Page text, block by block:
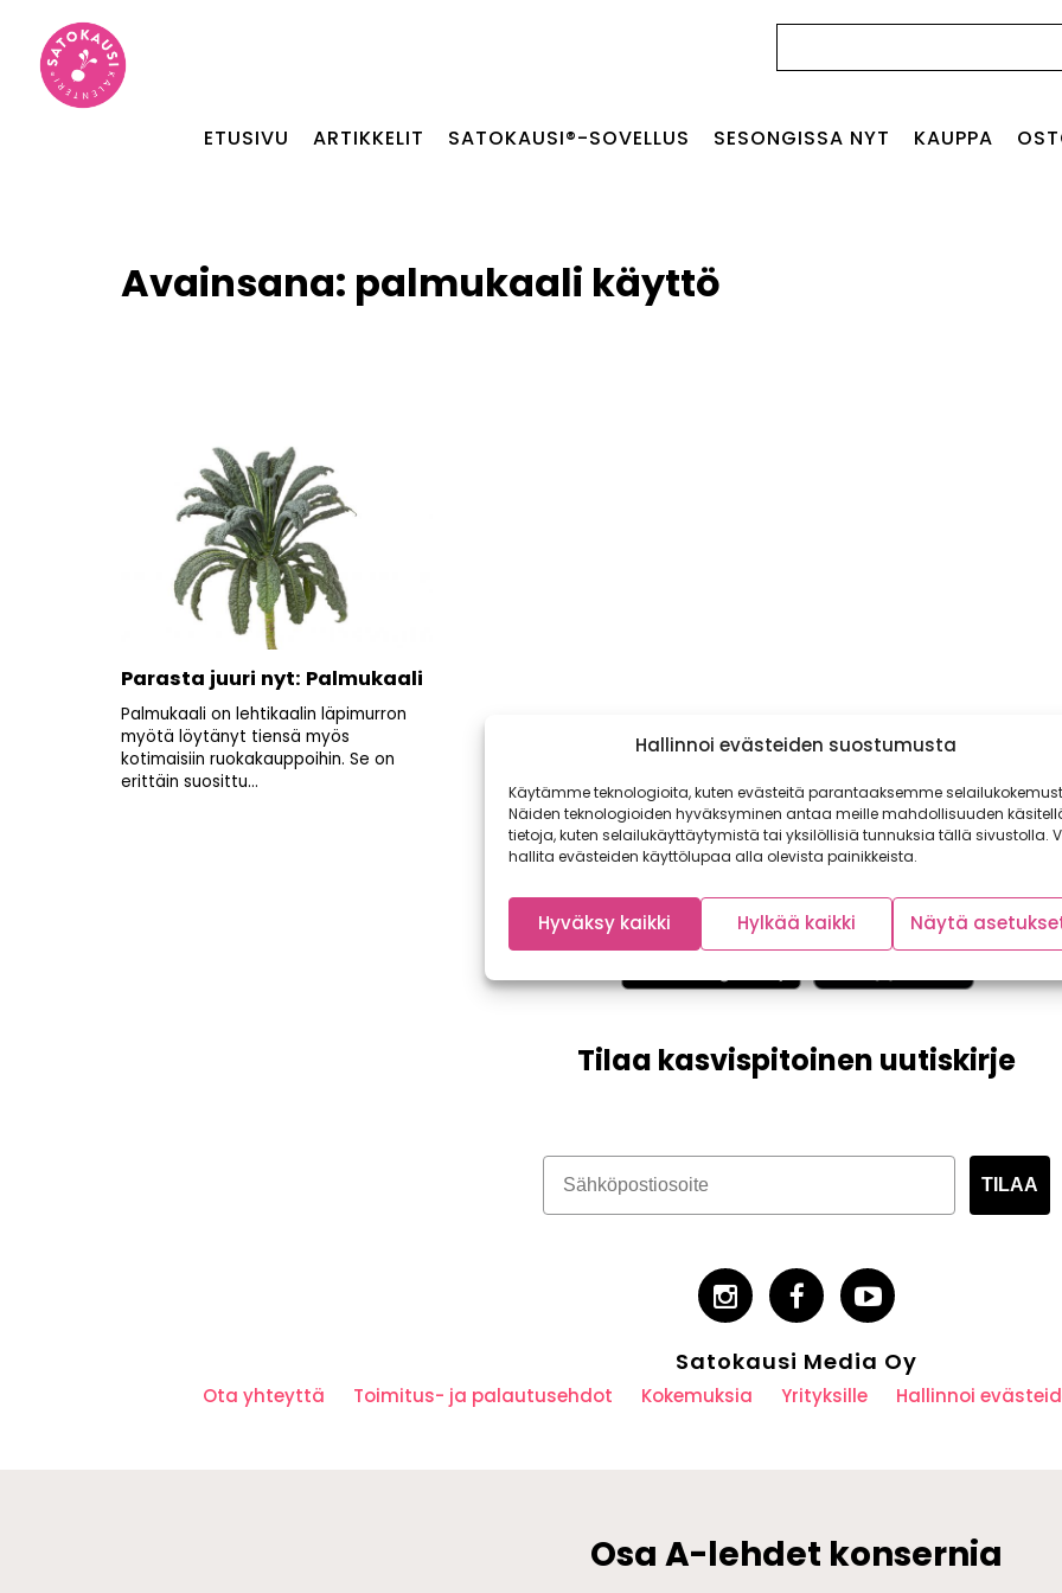
Hallinnoi evästeiden suostumusta
Käytämme teknologioita, kuten evästeitä parantaaksemme
Näiden teknologioiden hyväksyminen antaa meille mahdollisuuden
tietoja, kuten selailukäyttäytymistä tai yksilöllisiä tunnuksia tällä sivustolla.
hallita evästeiden käyttölupaa alla olevista painikkeista.
Hyväksy kaikki Hylkää kaikki Näytä
ETUSIVU ARTIKKELIT SATOKAUSI®-SOVELLUS SESONGISSA NYT KAUPPA
Avainsana: palmukaali käyttö
Parasta juuri nyt: Palmukaali
Palmukaali on lehtikaalin läpimurron
myötä löytänyt tiensä myös
kotimaisiin ruokakauppoihin. Se on
erittäin suosittu...
Tilaa kasvispitoinen uutiskirje
TILAA
Satokausi Media Oy
Ota yhteyttä Toimitus- ja palautusehdot Kokemuksia Yrityksille Hallinnoi
Osa A-lehdet konsernia